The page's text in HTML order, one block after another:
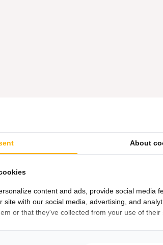
About
content and ads, provide social media
site with our social media, advertising, and
or that they've collected from your use of their